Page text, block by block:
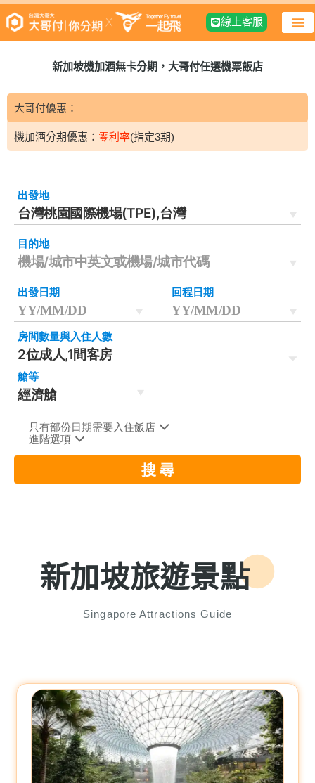
線上客服
新加坡機加酒無卡分期，大哥付任選機票飯店
大哥付優惠：
利率(指定3期)
新加坡旅遊景點
Singapore Attractions Guide